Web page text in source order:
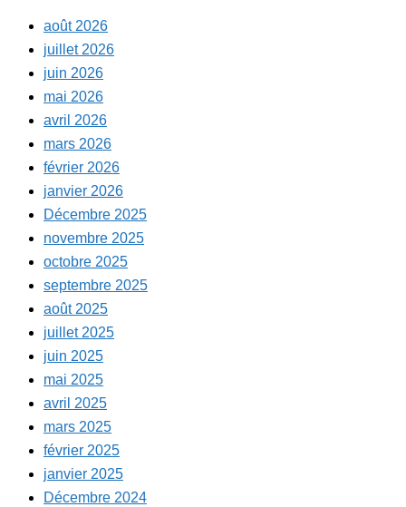
août 2026
juillet 2026
juin 2026
mai 2026
avril 2026
mars 2026
février 2026
janvier 2026
Décembre 2025
novembre 2025
octobre 2025
septembre 2025
août 2025
juillet 2025
juin 2025
mai 2025
avril 2025
mars 2025
février 2025
janvier 2025
Décembre 2024